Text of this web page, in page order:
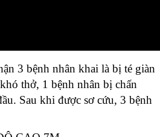
3 bệnh nhân khai là bị té giàn
thở, 1 bệnh nhân bị chấn
Sau khi được sơ cứu, 3 bệnh